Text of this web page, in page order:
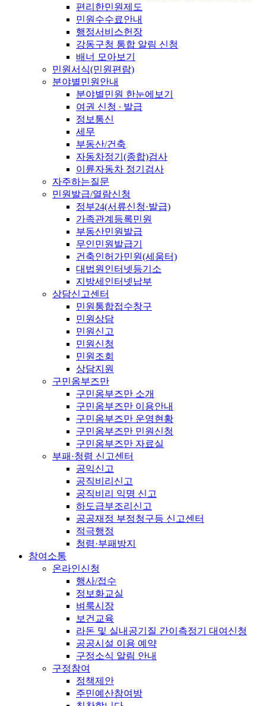
편리한민원제도
민원수수료안내
행정서비스헌장
강동구청 통합 알림 신청
배너 모아보기
민원서식(민원편람)
분야별민원안내
분야별민원 한눈에보기
여권 신청 ∙ 발급
정보통신
세무
부동산/건축
자동차정기(종합)검사
이륜자동차 정기검사
자주하는질문
민원발급/열람신청
정부24(서류신청·발급)
가족관계등록민원
부동산민원발급
무인민원발급기
건축인허가민원(세움터)
대법원인터넷등기소
지방세인터넷납부
상담신고센터
민원통합접수창구
민원상담
민원신고
민원신청
민원조회
상담지원
구민옴부즈만
구민옴부즈만 소개
구민옴부즈만 이용안내
구민옴부즈만 운영현황
구민옴부즈만 민원신청
구민옴부즈만 자료실
부패·청렴 신고센터
공익신고
공직비리신고
공직비리 익명 신고
하도급부조리신고
공공재정 부정청구등 신고센터
적극행정
청렴·부패방지
참여소통
온라인신청
행사/접수
정보화교실
벼룩시장
보건교육
라돈 및 실내공기질 간이측정기 대여신청
공공시설 이용 예약
구정소식 알림 안내
구정참여
정책제안
주민예산참여방